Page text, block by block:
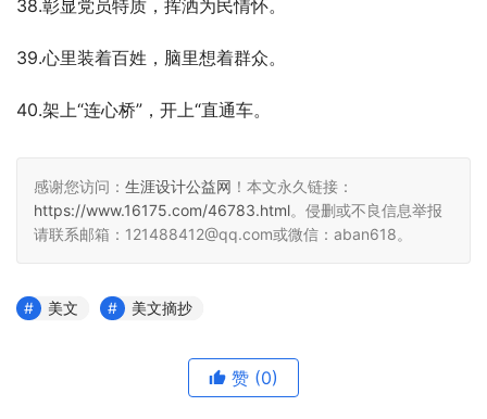
38.彰显党员特质，挥洒为民情怀。
39.心里装着百姓，脑里想着群众。
40.架上“连心桥”，开上“直通车。
感谢您访问： 生涯设计公益网 ！本文永久链接：
https://www.16175.com/46783.html。侵删或不良信息举报
请联系邮箱：121488412@qq.com或微信：aban618。
美文 美文摘抄
赞 (0)